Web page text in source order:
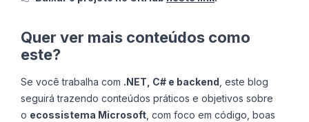
Quer ver mais conteúdos como
este?
Se você trabalha com .NET, C# e backend , este blog
seguirá trazendo conteúdos práticos e objetivos sobre
o ecossistema Microsoft, com foco em código, boas